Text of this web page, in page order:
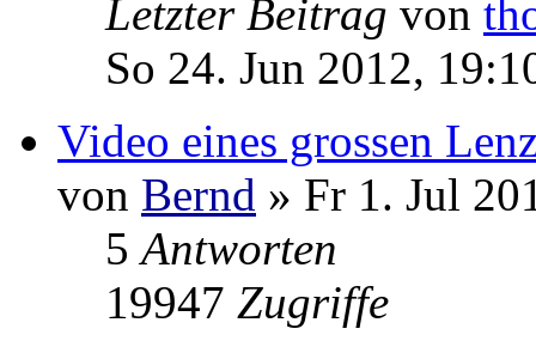
Letzter Beitrag von
So 24. Jun 2012,
Video eines grossen
von Bernd » Fr 1. Jul
5Antworten
19947 Zugriffe